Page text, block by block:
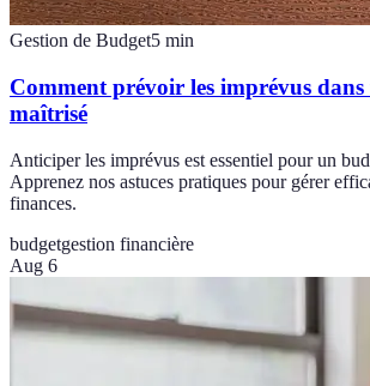
Gestion de Budget5 min
Comment prévoir les imprévus
maîtrisé
Anticiper les imprévus est essentiel pour un
Apprenez nos astuces pratiques pour gérer
finances.
budgetgestion financière
Aug 6